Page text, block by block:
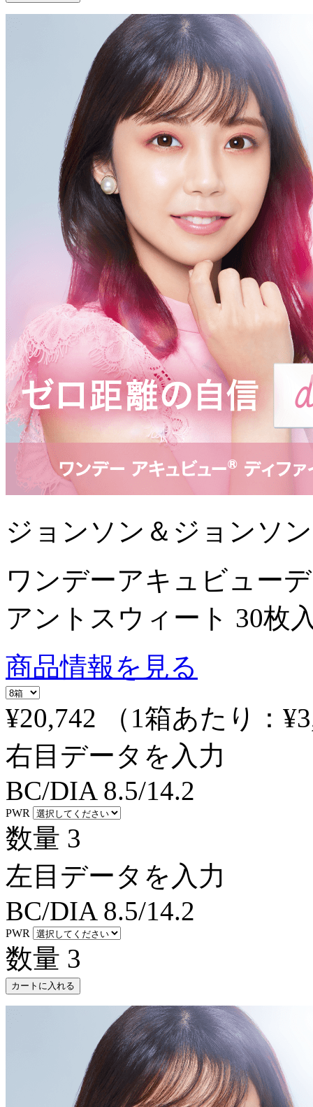
ジョンソン＆ジョンソン
ワンデーアキュビュー
アントスウィート 30枚
商品情報を見る
¥20,742
（1箱あたり：
右目データを入力
BC/DIA 8.5/14.2
PWR
数量 3
左目データを入力
BC/DIA 8.5/14.2
PWR
数量 3
カートに入れる